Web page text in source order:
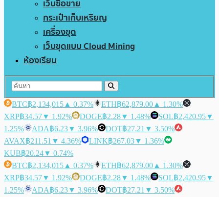
เว็บซื้อขาย
กระเป๋าเก็บเหรียญ
เครื่องขุด
เว็บขุดแบบ Cloud Mining
ห้องเรียน
BTC฿2,134,015 ▲ 0.37% ETH฿62,879.00 ▲ 1.30%
XRP฿34.57▼ 1.92% DOGE฿2.28▼ 1.48% SOL฿2,420.95▼
1.25%
ADA฿6.23▼ 3.96% DOT฿27.21 ▼ 3.50%
AVAX฿211.51 ▼ 4.36% LINK฿267.03▼ 1.36%
KUB฿20.24▼ 0.74%
BTC฿2,134,015 ▲ 0.37% ETH฿62,879.00 ▲ 1.30%
XRP฿34.57▼ 1.92% DOGE฿2.28▼ 1.48% SOL฿2,420.95▼
1.25%
ADA฿6.23▼ 3.96% DOT฿27.21 ▼ 3.50%